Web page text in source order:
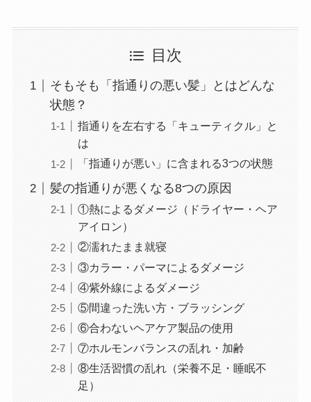
目次
そもそも「指通りの悪い髪」とはどんな
状態？
指通りを左右する「キューティクル」と
は
「指通りが悪い」に含まれる3つの状態
髪の指通りが悪くなる8つの原因
①熱によるダメージ（ドライヤー・ヘア
アイロン）
②濡れたまま就寝
③カラー・パーマによるダメージ
④紫外線によるダメージ
⑤間違った洗い方・ブラッシング
⑥合わないヘアケア製品の使用
⑦ホルモンバランスの乱れ・加齢
⑧生活習慣の乱れ（栄養不足・睡眠不
足）